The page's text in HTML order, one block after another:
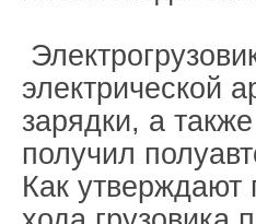
электрической
зарядки, а
получил
Как утверждают